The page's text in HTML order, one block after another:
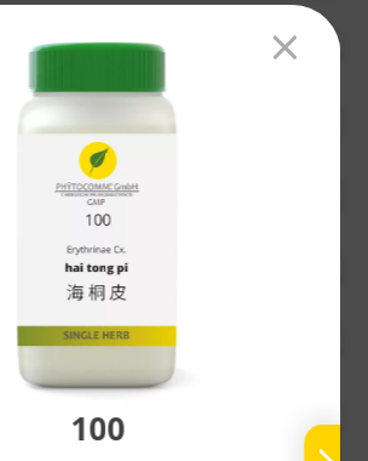
100
yi mu cao
ting li zi
chuan xiong
gao ben
nu zhen zi